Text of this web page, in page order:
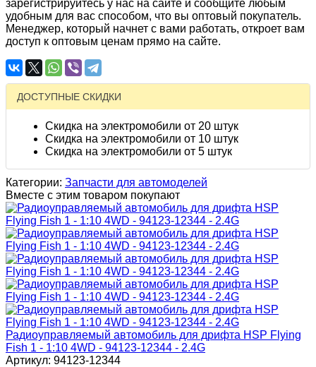
зарегистрируйтесь у нас на сайте и сообщите любым
удобным для вас способом, что вы оптовый покупатель.
Менеджер, который начнет с вами работать, откроет вам
доступ к оптовым ценам прямо на сайте.
ДОСТУПНЫЕ СКИДКИ
Скидка на электромобили от 20 штук
Скидка на электромобили от 10 штук
Скидка на электромобили от 5 штук
Категории: Запчасти для автомоделей
Вместе с этим товаром покупают
Радиоуправляемый автомобиль для дрифта HSP Flying
Fish 1 - 1:10 4WD - 94123-12344 - 2.4G
Артикул: 94123-12344